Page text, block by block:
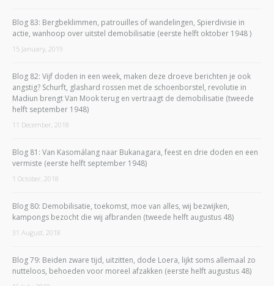
Blog 83: Bergbeklimmen, patrouilles of wandelingen, Spierdivisie in
actie, wanhoop over uitstel demobilisatie (eerste helft oktober 1948 )
15 January, 2019
Blog 82: Vijf doden in een week, maken deze droeve berichten je ook
angstig? Schurft, glashard rossen met de schoenborstel, revolutie in
Madiun brengt Van Mook terug en vertraagt de demobilisatie (tweede
helft september 1948)
11 December, 2018
Blog 81: Van Kasomálang naar Bukanagara, feest en drie doden en een
vermiste (eerste helft september 1948)
1 October, 2018
Blog 80: Demobilisatie, toekomst, moe van alles, wij bezwijken,
kampongs bezocht die wij afbranden (tweede helft augustus 48)
31 August, 2018
Blog 79: Beiden zware tijd, uitzitten, dode Loera, lijkt soms allemaal zo
nutteloos, behoeden voor moreel afzakken (eerste helft augustus 48)